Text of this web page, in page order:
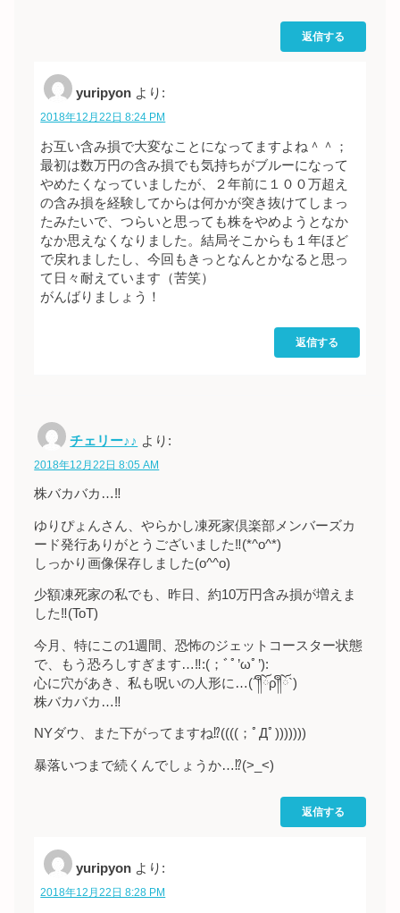
返信する
yuripyon より:
2018年12月22日 8:24 PM
お互い含み損で大変なことになってますよね＾＾；
最初は数万円の含み損でも気持ちがブルーになって
やめたくなっていましたが、２年前に１００万超え
の含み損を経験してからは何かが突き抜けてしまっ
たみたいで、つらいと思っても株をやめようとなか
なか思えなくなりました。結局そこからも１年ほど
で戻れましたし、今回もきっとなんとかなると思っ
て日々耐えています（苦笑）
がんばりましょう！
返信する
チェリー♪♪ より:
2018年12月22日 8:05 AM
株バカバカ…‼︎
ゆりぴょんさん、やらかし凍死家倶楽部メンバーズカ
ード発行ありがとうございました‼︎(*^o^*)
しっかり画像保存しました(o^^o)
少額凍死家の私でも、昨日、約10万円含み損が増えま
した‼︎(ToT)
今月、特にこの1週間、恐怖のジェットコースター状態
で、もう恐ろしすぎます…‼︎:(；ﾞﾟ’ωﾟ’):
心に穴があき、私も呪いの人形に…(´༎ຶོρ༎ຶོ`)
株バカバカ…‼︎
NYダウ、また下がってますね⁉︎((((；ﾟДﾟ)))))))
暴落いつまで続くんでしょうか…⁉︎(>_<)
返信する
yuripyon より:
2018年12月22日 8:28 PM